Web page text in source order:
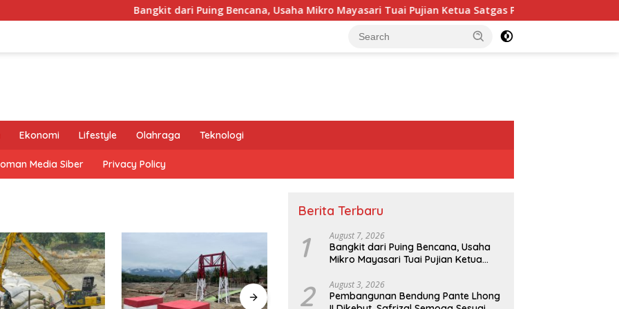
Bangkit dari Puing Bencana, Usaha Mikro Mayasari Tuai Pujian Ketua Satgas PRR
Ekonomi Lifestyle Olahraga Teknologi
Media Siber Privacy Policy
Berita Terbaru
1 August 7, 2026
Bangkit dari Puing Bencana, Usaha
Mikro Mayasari Tuai Pujian Ketua
2 August 3, 2026
Pembangunan Bendung Pante Lhong